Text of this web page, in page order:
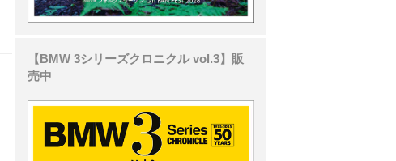
【BMW 3シリーズクロニクル vol.3】販
売中